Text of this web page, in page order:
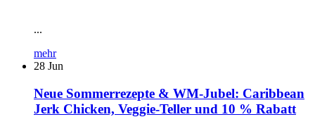
...
mehr
28 Jun
Neue Sommerrezepte & WM-Jubel: Caribbean
Jerk Chicken, Veggie-Teller und 10 % Rabatt